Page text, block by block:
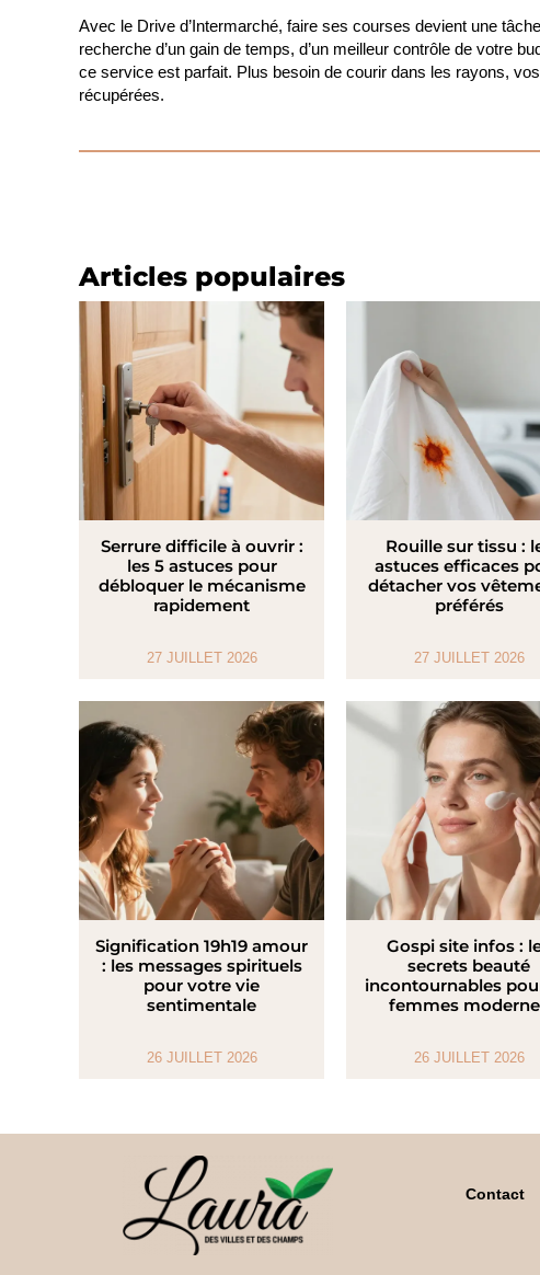
Avec le Drive d’Intermarché, faire ses courses devient une
recherche d’un gain de temps, d’un meilleur contrôle de votre
ce service est parfait. Plus besoin de courir dans les rayons,
récupérées.
Articles populaires
Serrure difficile à ouvrir :
les 5 astuces pour
débloquer le mécanisme
rapidement
27 JUILLET 2026
Rouille sur tissu :
astuces efficaces
détacher vos
préférés
27 JUILLET 2026
Signification 19h19 amour
: les messages spirituels
pour votre vie
sentimentale
26 JUILLET 2026
Gospi site infos :
secrets beauté
incontournables
femmes
26 JUILLET 2026
Contact